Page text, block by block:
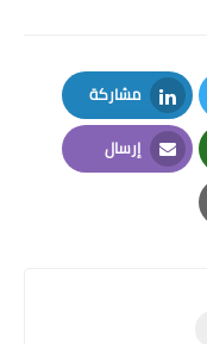
مشاركة
LinkedIn
إرسال
Email